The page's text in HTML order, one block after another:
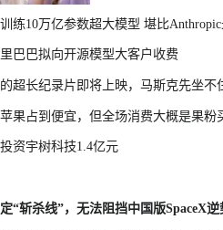
练10万亿参数超大模型 堪比
巴巴拟向开源模型大客户收费
超长纪录片即将上映，马斯克先坐不
果占到便宜，但全场消费大概是果粉
投资宇树科技1.4亿元
“斩杀线”，无法阻挡中国版SpaceX逆